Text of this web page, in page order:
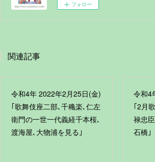
フォロー
関連記事
令和4年 2022年2月25日(金)
｢歌舞伎座二部､千穐楽､仁左
衛門の一世一代義経千本桜､
渡海屋､大物浦を見る｣
令和4
｢2月
禄忠
石橋｣